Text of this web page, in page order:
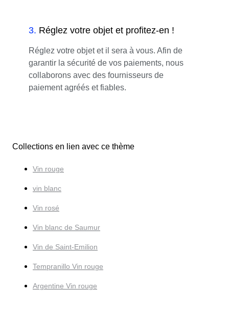
3. Réglez votre objet et profitez-en !
Réglez votre objet et il sera à vous. Afin de
garantir la sécurité de vos paiements, nous
collaborons avec des fournisseurs de
paiement agréés et fiables.
Collections en lien avec ce thème
Vin rouge
vin blanc
Vin rosé
Vin blanc de Saumur
Vin de Saint-Emilion
Tempranillo Vin rouge
Argentine Vin rouge